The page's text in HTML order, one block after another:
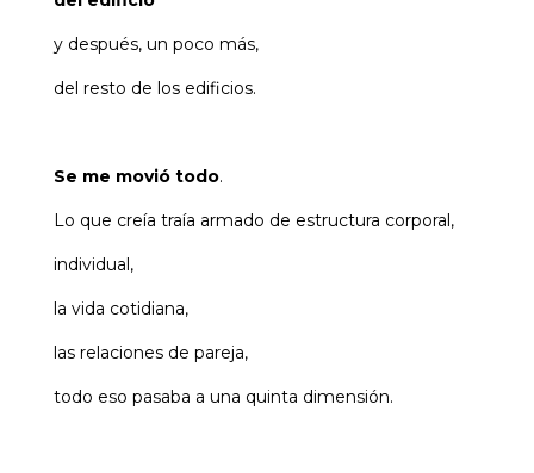
y después, un poco más,
del resto de los edificios.
Se me movió todo.
Lo que creía traía armado de estructura corporal,
individual,
la vida cotidiana,
las relaciones de pareja,
todo eso pasaba a una quinta dimensión.